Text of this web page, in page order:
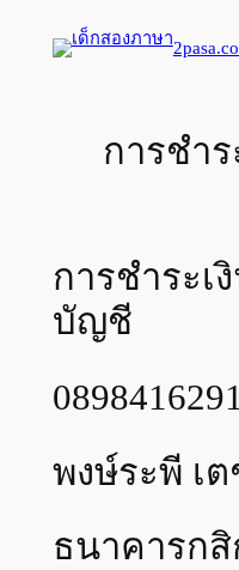
การชำร
การชำระเ
บัญชี
0898416291
พงษ์ระพี เ
ธนาคารกสิ